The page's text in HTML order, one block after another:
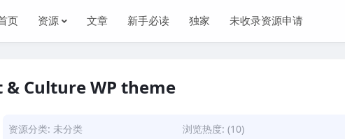
页 资源 文章 新手必读 独家 未收录资源申请
Culture WP theme
资源分类: 未分类
浏览热度: (10)